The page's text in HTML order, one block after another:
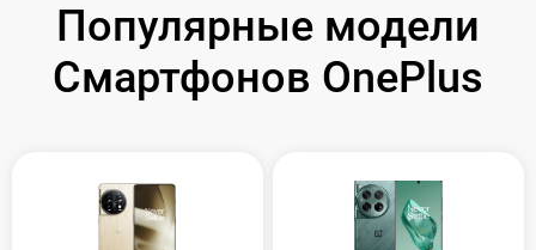
Популярные модели
Смартфонов OnePlus